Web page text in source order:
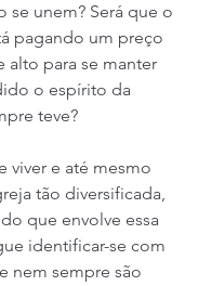
se unem? Será que o
pagando um preço
alto para se manter
o espírito da
teve?
viver e até mesmo
tão diversificada,
que envolve essa
identificar-se com
nem sempre são